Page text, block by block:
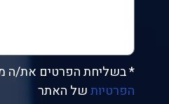
* בשליחת הפרטים את/
הפרטיותשל האתר